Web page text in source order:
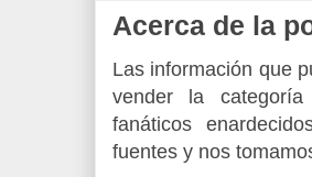
Acerca de la
Las información que
vender la
fanáticos
fuentes y nos